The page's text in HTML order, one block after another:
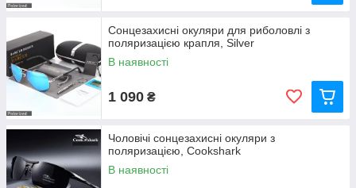
Сонцезахисні окуляри для риболовлі з
поляризацією крапля, Silver
В наявності
1 090 ₴
Чоловічі сонцезахисні окуляри з
поляризацією, Сookshark
В наявності